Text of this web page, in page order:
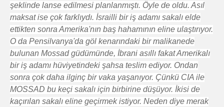
şeklinde lanse edilmesi planlanmıştı. Öyle de oldu. Asıl
maksat ise çok farklıydı. İsrailli bir iş adamı sakalı elde
ettikten sonra Amerika'nın baş hahamının eline ulaştırıyor.
O da Pensilvanya'da göl kenarındaki bir malikanede
bulunan Mossad güdümünde, İbrani asıllı fakat Amerikalı
bir iş adamı hüviyetindeki şahsa teslim ediyor. Ondan
sonra çok daha ilginç bir vaka yaşanıyor. Çünkü CIA ile
MOSSAD bu keçi sakalı için birbirine düşüyor. İkisi de
kaçırılan sakalı eline geçirmek istiyor. Neden diye merak